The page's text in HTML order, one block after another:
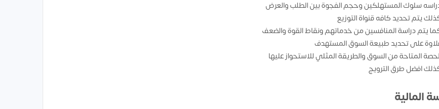
سلوك المستهلكين وحجم الفجوة بين الطلب والعرض
يتم تحديد كافه قنواة التوزيع
يتم دراسة المنافسين من خدماتهم ونقاط القوة والضعف
على تحديد طبيعة السوق المستهدف
المتاحة من السوق والطريقة المثلي للاستحواز عليها
افضل طرق الترويج
المالية